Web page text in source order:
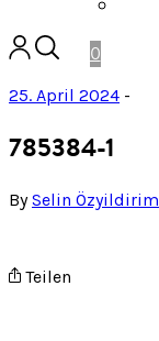
0
25. April 2024 -
785384-1
BySelin Özyildirim
Teilen